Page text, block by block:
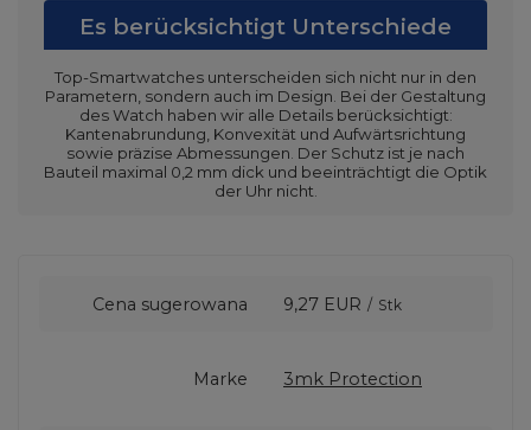
Es berücksichtigt Unterschiede
Top-Smartwatches unterscheiden sich nicht nur in den
Parametern, sondern auch im Design. Bei der Gestaltung
des Watch haben wir alle Details berücksichtigt:
Kantenabrundung, Konvexität und Aufwärtsrichtung
sowie präzise Abmessungen. Der Schutz ist je nach
Bauteil maximal 0,2 mm dick und beeinträchtigt die Optik
der Uhr nicht.
Cena sugerowana 9,27 EUR / Stk
Marke 3mk Protection